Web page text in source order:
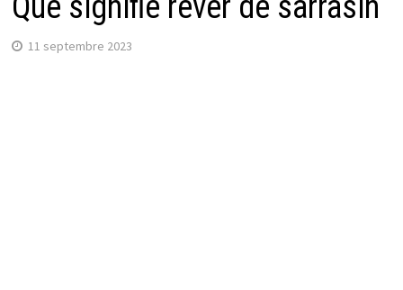
11 septembre 2023